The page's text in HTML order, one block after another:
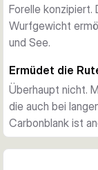
Forelle konzipiert.
Wurfgewicht
und See.
Ermüdet die
Überhaupt nicht.
die auch bei
Carbonblank ist